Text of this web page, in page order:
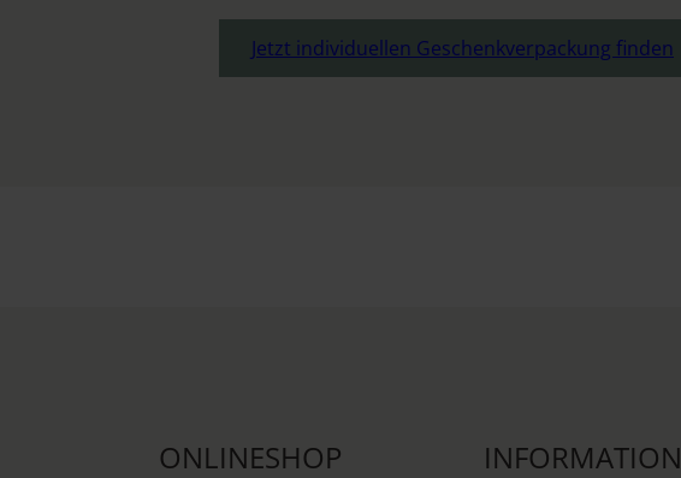
Jetzt individuellen Geschenkverpackung finden
ONLINESHOP INFORMATION